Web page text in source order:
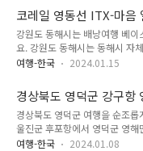
요일 최저 기온이 영하 4도이구
간 동안 낮에..
이 있을 거에요. 상동 중석에서
동읍을 의미해요. 한국지리 시
영월군 상동읍은 한때 우리나라
텐 공급에서 매우 중요한 역할
산 저가 텅스텐이 대거 수입되
하고 있기는 하지만, 어떻게 진
알 수 있어요. 상동 광산이..
코레일 영동선 ITX-마음
강원도 동해시는 배낭여행 베
요. 강원도 동해시는 동해시 자
관광지가 해안선에 몰려 있기 때
시는 면적이 넓지 않고, 철도 교
가벼운 마음으로 여행을 다녀올
도 동해시는 동해시 자체의 매
부 주요 교통의 요지이기 때문
볍게 여행 다녀올 수 있는 범위
여행-한국 2024.01.15
경상북도 영덕군 강구항
동광슈퍼
경상북도 영덕군 여행을 순조
울진군 후포항에서 영덕군 영
를 쭉 둘러봤어요. 저녁에는 영
여행-한국 2024.01.08